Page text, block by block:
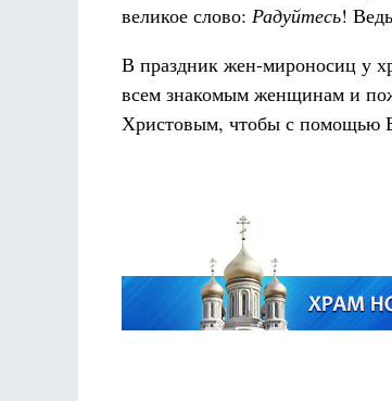
великое слово: Радуйтесь!
В праздник жен-мироносиц у
всем знакомым женщинам и
Христовым, чтобы с помощью